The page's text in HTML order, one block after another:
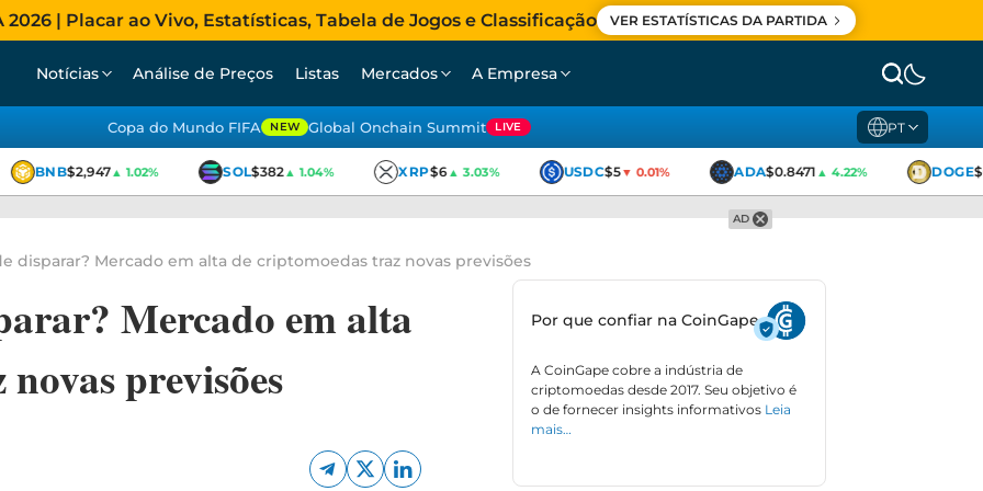
| Placar ao Vivo, Estatísticas, Tabela de Jogos e Classificação VER ESTATÍSTICAS DA PARTIDA
Notícias Análise de Preços Listas Mercados A Empresa
Copa do Mundo FIFA NEW Global Onchain Summit LIVE PT
BNB$2,947▲ 1.02% SOL$382▲ 1.04% XRP$6▲ 3.03% USDC$5▼ 0.01% ADA$0.8471▲ 4.22% DOGE
AD
disparar? Mercado em alta de criptomoedas traz novas previsões
Mercado em alta
previsões
Por que confiar na CoinGape
A CoinGape cobre a indústria de
criptomoedas desde 2017. Seu objetivo é
o de fornecer insights informativos Leia
mais…